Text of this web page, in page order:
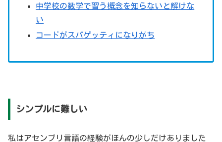
中学校の数学で習う概念を知らないと解けな
い
コードがスパゲッティになりがち
シンプルに難しい
私はアセンブリ言語の経験がほんの少しだけありました